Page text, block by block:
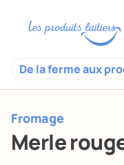
De la ferme aux
Fromage
Merle